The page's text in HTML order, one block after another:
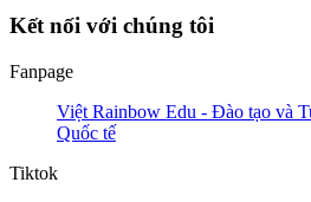
Kết nối với chúng tôi
Fanpage
Việt Rainbow Edu - Đào tạo và
Quốc tế
Tiktok